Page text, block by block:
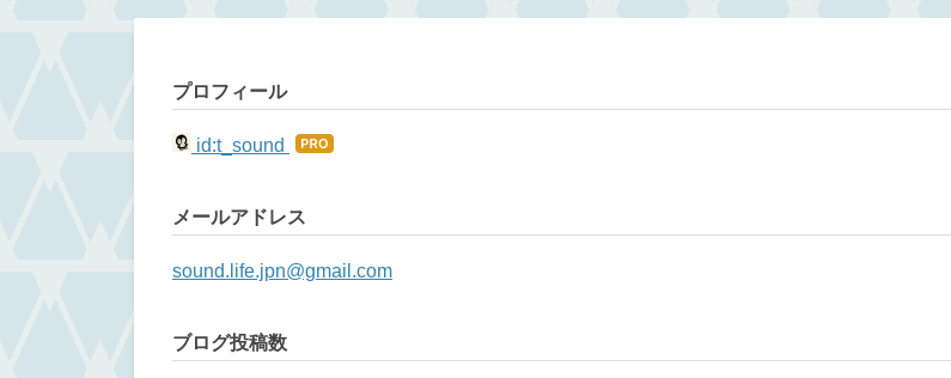
プロフィール
id:t_sound
はて
ログ
メールアドレス
sound.life.jpn@gmail.com
ブログ投稿数